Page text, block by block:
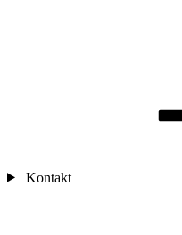
Kontakt